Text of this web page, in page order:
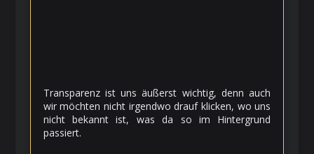
Transparenz ist uns äußerst wichtig, denn auch
wir möchten nicht irgendwo drauf klicken, wo uns
nicht bekannt ist, was da so im Hintergrund
passiert.